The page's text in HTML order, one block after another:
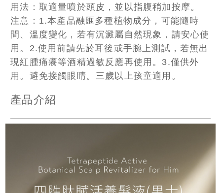
用法：取適量噴於頭皮，並以指腹稍加按摩。
注意：1.本產品融匯多種植物成分，可能隨時
間、溫度變化，若有沉澱屬自然現象，請安心使
用。2.使用前請先於耳後或手腕上測試，若無出
現紅腫痛癢等酒精過敏反應再使用。3.僅供外
用。避免接觸眼睛。三歲以上孩童適用。
產品介紹